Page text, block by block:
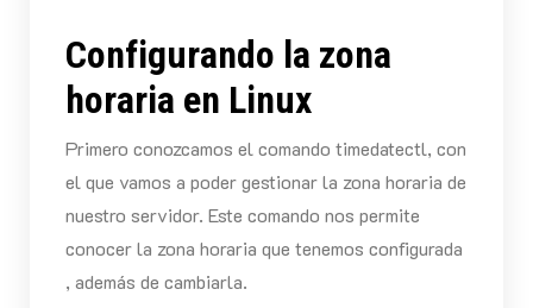
Configurando la zona
horaria en Linux
Primero conozcamos el comando timedatectl, con
el que vamos a poder gestionar la zona horaria de
nuestro servidor. Este comando nos permite
conocer la zona horaria que tenemos configurada
, además de cambiarla.